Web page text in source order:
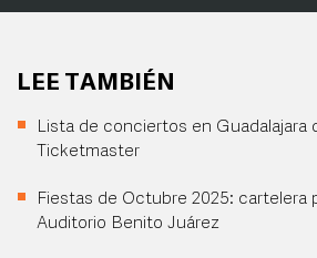
LEE TAMBIÉN
Lista de conciertos en Guadalajara
Ticketmaster
Fiestas de Octubre 2025: cartelera
Auditorio Benito Juárez